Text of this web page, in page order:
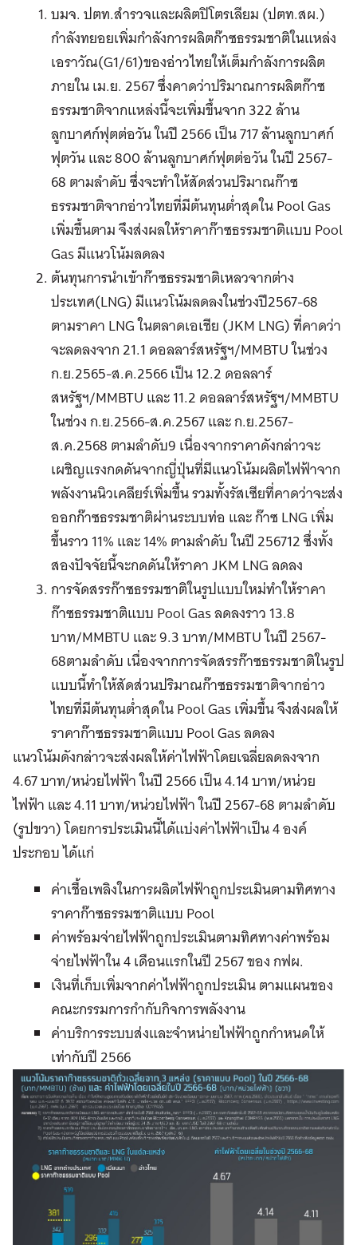
บมจ. ปตท.สำรวจและผลิตปิโตรเลียม (ปตท.สผ.)
กำลังทยอยเพิ่มกำลังการผลิตก๊าซธรรมชาติในแหล่ง
เอราวัณ(G1/61)ของอ่าวไทยให้เต็มกำลังการผลิต
ภายใน เม.ย. 2567 ซึ่งคาดว่าปริมาณการผลิตก๊าซ
ธรรมชาติจากแหล่งนี้จะเพิ่มขึ้นจาก 322 ล้าน
ลูกบาศก์ฟุตต่อวัน ในปี 2566 เป็น 717 ล้านลูกบาศก์
ฟุตวัน และ 800 ล้านลูกบาศก์ฟุตต่อวัน ในปี 2567-
68 ตามลำดับ ซึ่งจะทำให้สัดส่วนปริมาณก๊าซ
ธรรมชาติจากอ่าวไทยที่มีต้นทุนต่ำสุดใน Pool Gas
เพิ่มขึ้นตาม จึงส่งผลให้ราคาก๊าซธรรมชาติแบบ Pool
Gas มีแนวโน้มลดลง
ต้นทุนการนำเข้าก๊าซธรรมชาติเหลวจากต่าง
ประเทศ(LNG) มีแนวโน้มลดลงในช่วงปี2567-68
ตามราคา LNG ในตลาดเอเชีย (JKM LNG) ที่คาดว่า
จะลดลงจาก 21.1 ดอลลาร์สหรัฐฯ/MMBTU ในช่วง
ก.ย.2565-ส.ค.2566 เป็น 12.2 ดอลลาร์
สหรัฐฯ/MMBTU และ 11.2 ดอลลาร์สหรัฐฯ/MMBTU
ในช่วง ก.ย.2566-ส.ค.2567 และ ก.ย.2567-
ส.ค.2568 ตามลำดับ9 เนื่องจากราคาดังกล่าวจะ
เผชิญแรงกดดันจากญี่ปุ่นที่มีแนวโน้มผลิตไฟฟ้าจาก
พลังงานนิวเคลียร์เพิ่มขึ้น รวมทั้งรัสเซียที่คาดว่าจะส่ง
ออกก๊าซธรรมชาติผ่านระบบท่อ และ ก๊าซ LNG เพิ่ม
ขึ้นราว 11% และ 14% ตามลำดับ ในปี 256712 ซึ่งทั้ง
สองปัจจัยนี้จะกดดันให้ราคา JKM LNG ลดลง
การจัดสรรก๊าซธรรมชาติในรูปแบบใหม่ทำให้ราคา
ก๊าซธรรมชาติแบบ Pool Gas ลดลงราว 13.8
บาท/MMBTU และ 9.3 บาท/MMBTU ในปี 2567-
68ตามลำดับ เนื่องจากการจัดสรรก๊าซธรรมชาติในรูป
แบบนี้ทำให้สัดส่วนปริมาณก๊าซธรรมชาติจากอ่าว
ไทยที่มีต้นทุนต่ำสุดใน Pool Gas เพิ่มขึ้น จึงส่งผลให้
ราคาก๊าซธรรมชาติแบบ Pool Gas ลดลง
แนวโน้มดังกล่าวจะส่งผลให้ค่าไฟฟ้าโดยเฉลี่ยลดลงจาก
4.67 บาท/หน่วยไฟฟ้า ในปี 2566 เป็น 4.14 บาท/หน่วย
ไฟฟ้า และ 4.11 บาท/หน่วยไฟฟ้า ในปี 2567-68 ตามลำดับ
(รูปขวา) โดยการประเมินนี้ได้แบ่งค่าไฟฟ้าเป็น 4 องค์
ประกอบ ได้แก่
ค่าเชื้อเพลิงในการผลิตไฟฟ้าถูกประเมินตามทิศทาง
ราคาก๊าซธรรมชาติแบบ Pool
ค่าพร้อมจ่ายไฟฟ้าถูกประเมินตามทิศทางค่าพร้อม
จ่ายไฟฟ้าใน 4 เดือนแรกในปี 2567 ของ กฟผ.
เงินที่เก็บเพิ่มจากค่าไฟฟ้าถูกประเมิน ตามแผนของ
คณะกรรมการกำกับกิจการพลังงาน
ค่าบริการระบบส่งและจำหน่ายไฟฟ้าถูกกำหนดให้
เท่ากับปี 2566